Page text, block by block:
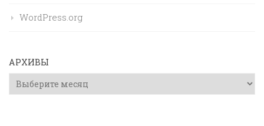
WordPress.org
АРХИВЫ
Архивы